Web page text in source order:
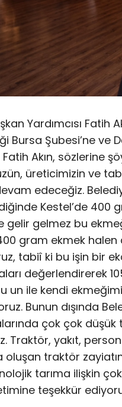
Yardımcısı
Bursa Şubesi’ne ve
Akın, sözlerine
üreticimizin ve
edeceğiz.
Kestel’de 400
gelir gelmez bu
gram ekmek halen
tabiî ki bu işin bir
değerlendirerek
un ile kendi
Bunun dışında
çok çok
Traktör, yakıt,
oluşan traktör
tarıma ilişkin
teşekkür